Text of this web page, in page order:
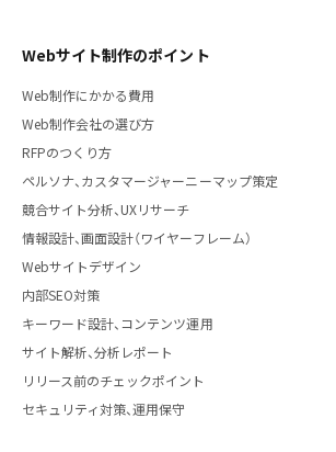
Webサイト制作のポイント
Web制作にかかる費用
Web制作会社の選び方
RFPのつくり方
ペルソナ、カスタマージャーニーマップ策定
競合サイト分析、UXリサーチ
情報設計、画面設計（ワイヤーフレーム）
Webサイトデザイン
内部SEO対策
キーワード設計、コンテンツ運用
サイト解析、分析レポート
リリース前のチェックポイント
セキュリティ対策、運用保守